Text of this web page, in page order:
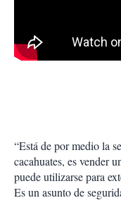
“Está de por medio la
cacahuates, es vender
puede utilizarse para
Es un asunto de